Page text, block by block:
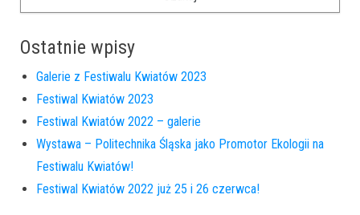
Ostatnie wpisy
Galerie z Festiwalu Kwiatów 2023
Festiwal Kwiatów 2023
Festiwal Kwiatów 2022 – galerie
Wystawa – Politechnika Śląska jako Promotor Ekologii na
Festiwalu Kwiatów!
Festiwal Kwiatów 2022 już 25 i 26 czerwca!